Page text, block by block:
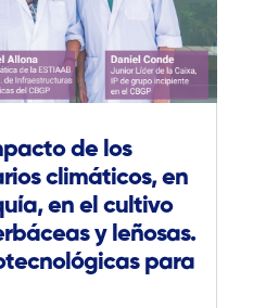
de los
climáticos, en
en el cultivo
y leñosas.
para